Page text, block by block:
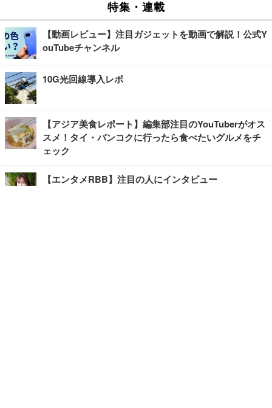
特集・連載
【動画レビュー】注目ガジェットを動画で解説！公式Y
ouTubeチャンネル
10G光回線導入レポ
【アジア美食レポート】編集部注目のYouTuberがオス
スメ！タイ・バンコクに行ったら食べたいグルメをチ
ェック
【エンタメRBB】注目の人にインタビュー